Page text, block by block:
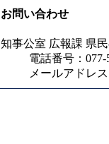
お問い合わせ
知事公室 広報課 県
電話番号：077-
メールアドレス